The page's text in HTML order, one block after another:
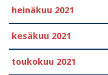
heinäkuu 2021
kesäkuu 2021
toukokuu 2021